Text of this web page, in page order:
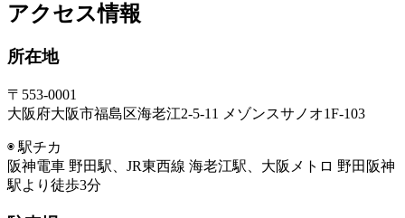
アクセス情報
所在地
〒553-0001
大阪府大阪市福島区海老江2-5-11 メゾンスサノオ1F-103
◉ 駅チカ
阪神電車 野田駅、JR東西線 海老江駅、大阪メトロ 野田阪神
駅より徒歩3分